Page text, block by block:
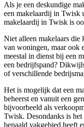
Als je een deskundige
een makelaardij in Twisk
makelaardij in Twisk is
Niet alleen makelaars die
van woningen, maar ook
meestal in dienst bij een
een bedrijfspand?
of verschillende
Het is mogelijk dat een
beheerst en vanuit een
bijvoorbeeld als
Twisk. Desondanks is
bepaald vakgebied heeft